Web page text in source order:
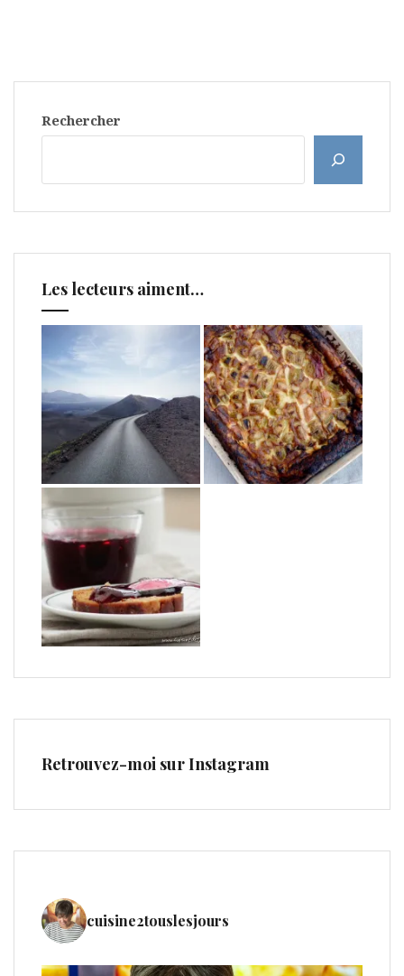
Rechercher
Les lecteurs aiment…
Retrouvez-moi sur Instagram
cuisine2touslesjours